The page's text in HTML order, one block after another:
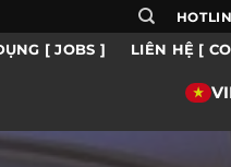
[ JOBS ] LIÊN HỆ [